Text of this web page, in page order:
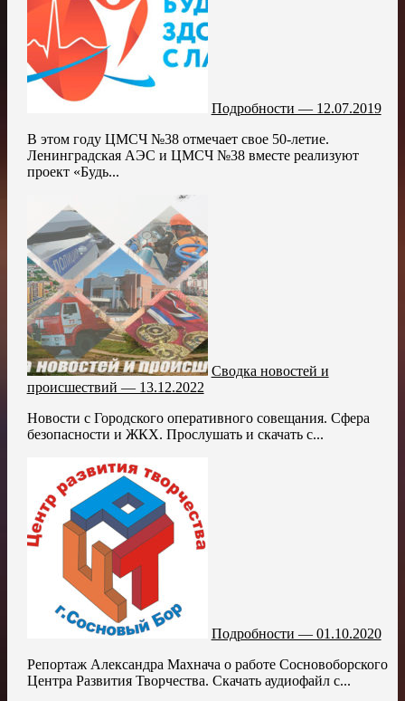
Подробности — 12.07.2019
В этом году ЦМСЧ №38 отмечает свое 50-летие.
Ленинградская АЭС и ЦМСЧ №38 вместе реализуют
проект «Будь...
Сводка новостей и
происшествий — 13.12.2022
Новости с Городского оперативного совещания. Сфера
безопасности и ЖКХ. Прослушать и скачать с...
Подробности — 01.10.2020
Репортаж Александра Махнача о работе Сосновоборского
Центра Развития Творчества. Скачать аудиофайл с...